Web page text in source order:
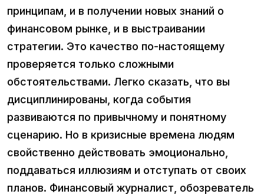
принципам, и в получении новых знаний о
финансовом рынке, и в выстраивании
стратегии. Это качество по-настоящему
проверяется только сложными
обстоятельствами. Легко сказать, что вы
дисциплинированы, когда события
развиваются по привычному и понятному
сценарию. Но в кризисные времена людям
свойственно действовать эмоционально,
поддаваться иллюзиям и отступать от своих
планов. Финансовый журналист, обозреватель